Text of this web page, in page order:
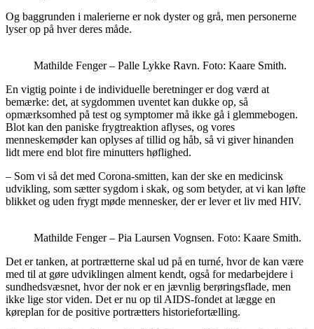
Og baggrunden i malerierne er nok dyster og grå, men personerne
lyser op på hver deres måde.
Mathilde Fenger – Palle Lykke Ravn. Foto: Kaare Smith.
En vigtig pointe i de individuelle beretninger er dog værd at
bemærke: det, at sygdommen uventet kan dukke op, så
opmærksomhed på test og symptomer må ikke gå i glemmebogen.
Blot kan den paniske frygtreaktion aflyses, og vores
menneskemøder kan oplyses af tillid og håb, så vi giver hinanden
lidt mere end blot fire minutters høflighed.
– Som vi så det med Corona-smitten, kan der ske en medicinsk
udvikling, som sætter sygdom i skak, og som betyder, at vi kan løfte
blikket og uden frygt møde mennesker, der er lever et liv med HIV.
Mathilde Fenger – Pia Laursen Vognsen. Foto: Kaare Smith.
Det er tanken, at portrætterne skal ud på en turné, hvor de kan være
med til at gøre udviklingen alment kendt, også for medarbejdere i
sundhedsvæsnet, hvor der nok er en jævnlig berøringsflade, men
ikke lige stor viden. Det er nu op til AIDS-fondet at lægge en
køreplan for de positive portrætters historiefortælling.